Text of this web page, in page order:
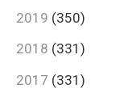
2019 (350)
2018 (331)
2017 (331)